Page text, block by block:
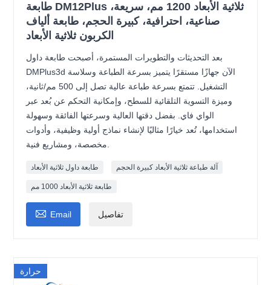
طابعة DM12Plus ثلاثية الأبعاد 1200 مم، سريعة،
صناعية، احترافية، كبيرة الحجم، طابعة ألياف
الكربون ثلاثية الأبعاد
بعد التحديثات والتطويرات المستمرة، أصبحت طابعة داول
DMPlus3d الآن جهازًا مستقرًا يتميز بسرعة الطباعة وسلاسة
التشغيل. تتمتع بسرعة طباعة عالية تصل إلى 500 مم/ثانية،
وميزة التسوية التلقائية للسطح، وإمكانية التحكم عن بُعد عبر
الواي فاي. بفضل دقتها العالية وسرعتها الفائقة وسهولة
استخدامها، تُعد خيارًا مثاليًا لإنشاء نماذج أولية وظيفية، وأدوات
طابعة داول ثلاثية الأبعاد آلة طباعة ثلاثية الأبعاد كبيرة الحجم
طابعة ثلاثية الأبعاد 1000 مم
 Email تفاصيل
حرارة